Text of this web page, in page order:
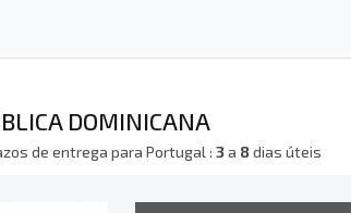
DOMINICANA
de entrega para Portugal :3a 8dias úteis